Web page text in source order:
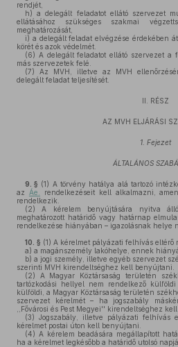
rendjét,
h) a delegált feladatot ellátó szervezet
ellátásához szükséges szakmai
meghatározását,
i) a delegált feladat elvégzése érdekében
körét és azok védelmét.
(6) A delegált feladatot ellátó szervezet a
más szervezetek felé.
(7) Az MVH, illetve az MVH
delegált feladat teljesítését.
II. RÉSZ
AZ MVH ELJÁRÁSI
1. Fejezet
ÁLTALÁNOS
9. § (1) A törvény hatálya alá tartozó
az Áe.
rendelkezéseit kell alkalmazni,
rendelkezik.
(2) A kérelem benyújtására nyitva
meghatározott határidő vagy határnap
rendelkezése hiányában – igazolásnak helye
10. § (1) A kérelmet pályázati felhívás eltérő
a) a magánszemély lakóhelye, ennek
b) a jogi személy, illetve egyéb szervezet
szerinti MVH kirendeltséghez kell benyújtani.
(2) A Magyar Köztársaság területén
tartózkodási hellyel nem rendelkező külföldi
külföldi, a Magyar Köztársaság területén
szervezet kérelmét – ha jogszabály
,,Fővárosi és Pest Megyei'' kirendeltséghez
(3) Jogszabály, illetve pályázati felhívás
kérelmet postai úton kell benyújtani.
(4) A kérelem beadására megállapított
ha a kérelmet legkésőbb a határidő utolsó